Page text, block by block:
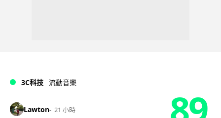
3C科技 流動音樂
Lawton 21 小時